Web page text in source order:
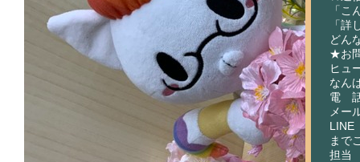
「こ
「詳
どん
★お
ヒュ
なん
電
メー
LINE
まで
担当